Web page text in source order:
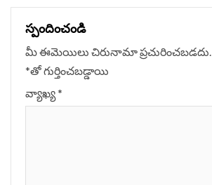
స్పందించండి
మీ ఈమెయిలు చిరునామా ప్రచురించబడదు.
*‌తో గుర్తించబడ్డాయి
వ్యాఖ్య*